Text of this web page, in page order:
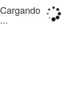
Cargando
...